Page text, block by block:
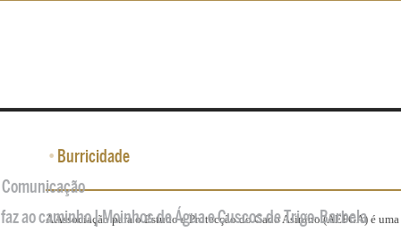
• Burricidade
A Associação para o Estudo e Protecção do Gado Asinino (AEPGA) é
ao caminho | Moinhos de Água e Cuscos de Trigo-Barbela